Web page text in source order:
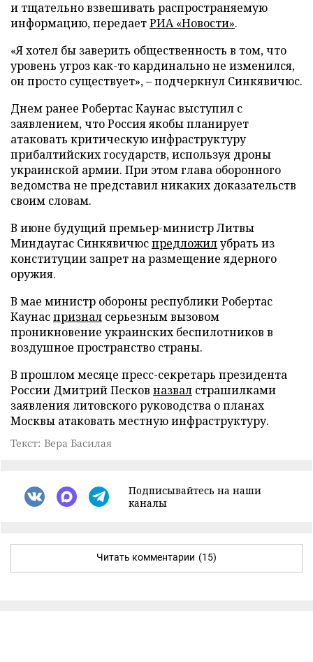
и тщательно взвешивать распространяемую
информацию, передаетРИА «Новости».
«Я хотел бы заверить общественность в том, что
уровень угроз как-то кардинально не изменился,
он просто существует», – подчеркнул Синкявичюс.
Днем ранее Робертас Каунас выступил с
заявлением, что Россия якобы планирует
атаковать критическую инфраструктуру
прибалтийских государств, используя дроны
украинской армии. При этом глава оборонного
ведомства не представил никаких доказательств
своим словам.
В июне будущий премьер-министр Литвы
Миндаугас Синкявичюспредложилубрать из
конституции запрет на размещение ядерного
оружия.
В мае министр обороны республики Робертас
Каунаспризнал серьезным вызовом
проникновение украинских беспилотников в
воздушное пространство страны.
В прошлом месяце пресс-секретарь президента
России Дмитрий Песков назвал страшилками
заявления литовского руководства о планах
Москвы атаковать местную инфраструктуру.
Текст: Вера Басилая
Подписывайтесь на наши
каналы
Читать комментарии (15)